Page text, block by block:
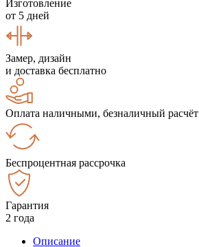
Изготовление
от 5 дней
Замер, дизайн
и доставка бесплатно
Оплата наличными, безналичный расчёт
Беспроцентная рассрочка
Гарантия
2 года
Описание